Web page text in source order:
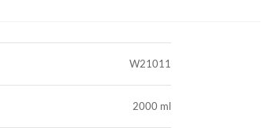
W21011
2000 ml